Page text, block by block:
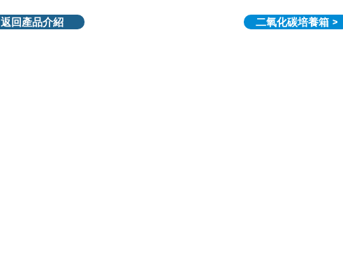
返回產品介紹 二氧化碳培養箱 >